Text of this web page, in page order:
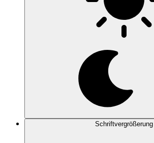
Schriftvergrößerung